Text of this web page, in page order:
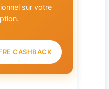
sur votre
CASHBACK